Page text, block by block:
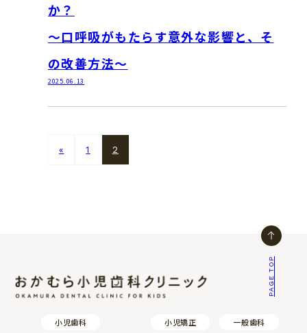
か？
～口呼吸がもたらす意外な影響と、そ
の改善方法～
2025.06.13
« 1 2
PAGE TOP
おかむら小児歯科クリニック
小児歯科 小児矯正 一般歯科